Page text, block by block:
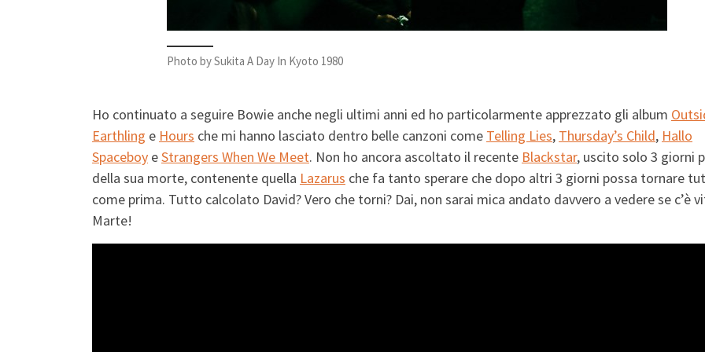
Photo by Sukita A Day In Kyoto 1980
Ho continuato a seguire Bowie anche negli ultimi anni ed ho particolarmente apprezzato gli album
Earthling e Hours che mi hanno lasciato dentro belle canzoni come Telling Lies, Thursday’s Child, Hallo
Spaceboy eStrangers When We Meet. Non ho ancora ascoltato il recente Blackstar, uscito solo 3 giorni
della sua morte, contenente quella Lazarus che fa tanto sperare che dopo altri 3 giorni possa tornare
come prima. Tutto calcolato David? Vero che torni? Dai, non sarai mica andato davvero a vedere se c’è
Marte!